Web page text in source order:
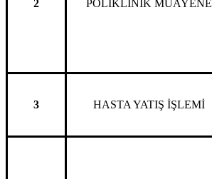
2 POLİKLİNİK MUAYENE
3 HASTA YATIŞ İŞLEMİ